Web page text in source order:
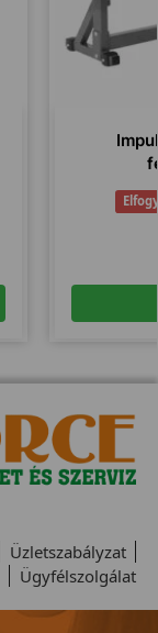
Üzletszabályzat
Ügyfélszolgálat